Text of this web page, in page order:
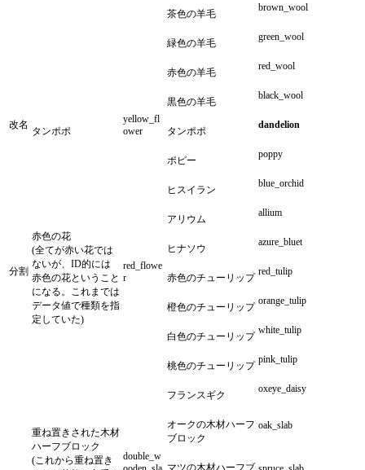
茶色の羊毛
brown_wool
緑色の羊毛
green_wool
赤色の羊毛
red_wool
黒色の羊毛
black_wool
改名
タンポポ
yellow_fl
ower
タンポポ
dandelion
分割
赤色の花
(全てが赤い花では
ないが、ID的には
赤色の花ということ
になる。これまでは
データ値で種類を指
定していた)
red_flowe
r
ポピー
poppy
ヒスイラン
blue_orchid
アリウム
allium
ヒナソウ
azure_bluet
赤色のチューリップ
red_tulip
橙色のチューリップ
orange_tulip
白色のチューリップ
white_tulip
桃色のチューリップ
pink_tulip
フランスギク
oxeye_daisy
重ね置きされた木材
ハーフブロック
(これから重ね置き
double_w
オークの木材ハーフ
ブロック
oak_slab
マツの木材ハーフブ